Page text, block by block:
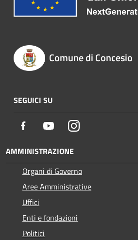
Comune di Concesio
SEGUICI SU
Facebook YoutubeInstagram
AMMINISTRAZIONE
Organi di Governo
Aree Amministrative
Uffici
Enti e fondazioni
Politici